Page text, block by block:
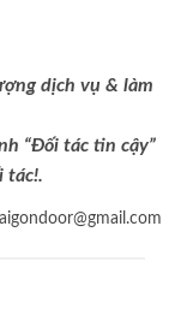
dịch vụ & làm
“Đối tác tin cậy”
tác!.